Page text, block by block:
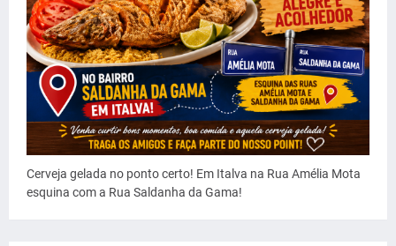
Cerveja gelada no ponto certo! Em Italva na Rua Amélia Mota
esquina com a Rua Saldanha da Gama!